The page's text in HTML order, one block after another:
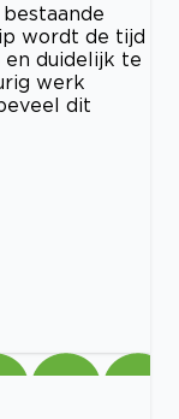
wordt de tijd
en duidelijk te
werk
dit